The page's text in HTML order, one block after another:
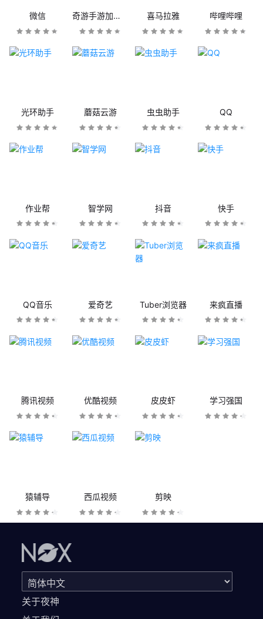
微信 奇游手游加速器 喜马拉雅 哔哩哔哩
光环助手 蘑菇云游 虫虫助手 QQ
作业帮 智学网 抖音 快手
QQ音乐 爱奇艺 Tuber浏览器 来疯直播
腾讯视频 优酷视频 皮皮虾 学习强国
猿辅导 西瓜视频 剪映
关于夜神